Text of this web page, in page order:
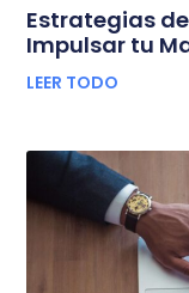
Estrategias
Impulsar tu
LEER TODO